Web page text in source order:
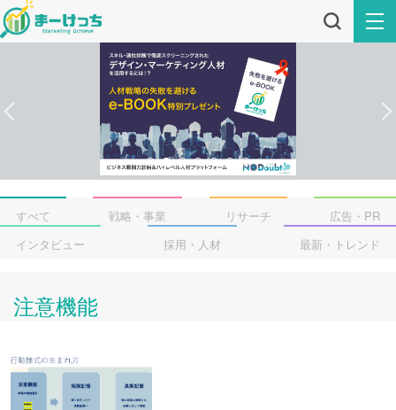
すべて 戦略・事業 リサーチ
広告・PR
インタビュー
採用・人材 最新・トレンド
注意機能